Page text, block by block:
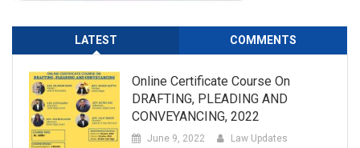
LATEST COMMENTS
Online Certificate Course On
DRAFTING, PLEADING AND
CONVEYANCING, 2022
June 9, 2022 Law Updates